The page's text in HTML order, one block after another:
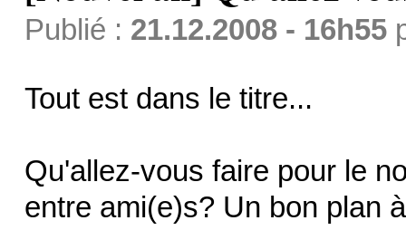
Publié : 21.12.2008 - 16h55
Tout est dans le titre...
Qu'allez-vous faire pour le
entre ami(e)s? Un bon plan